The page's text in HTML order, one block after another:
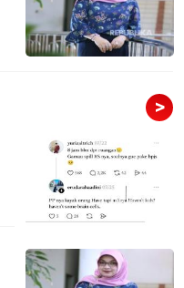
>